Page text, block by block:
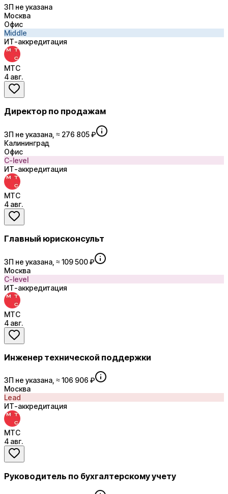
ЗП не указана
Москва
Офис
Middle
ИТ-аккредитация
МТС
4 авг.
Директор по продажам
ЗП не указана, ≈ 276 805 ₽
Калининград
Офис
C-level
ИТ-аккредитация
МТС
4 авг.
Главный юрисконсульт
ЗП не указана, ≈ 109 500 ₽
Москва
C-level
ИТ-аккредитация
МТС
4 авг.
Инженер технической поддержки
ЗП не указана, ≈ 106 906 ₽
Москва
Lead
ИТ-аккредитация
МТС
4 авг.
Руководитель по бухгалтерскому учету